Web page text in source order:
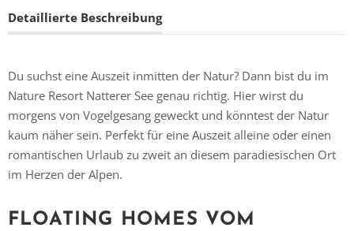
Detaillierte Beschreibung
Du suchst eine Auszeit inmitten der Natur? Dann bist du im
Nature Resort Natterer See genau richtig. Hier wirst du
morgens von Vogelgesang geweckt und könntest der Natur
kaum näher sein. Perfekt für eine Auszeit alleine oder einen
romantischen Urlaub zu zweit an diesem paradiesischen Ort
im Herzen der Alpen.
FLOATING HOMES VOM